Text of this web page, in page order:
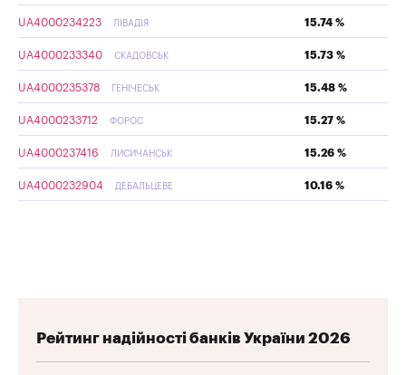
UA4000234223 ЛІВАДІЯ 15.74 %
UA4000233340 СКАДОВСЬК 15.73 %
UA4000235378 ГЕНІЧЕСЬК 15.48 %
UA4000233712 ФОРОС 15.27 %
UA4000237416 ЛИСИЧАНСЬК 15.26 %
UA4000232904 ДЕБАЛЬЦЕВЕ 10.16 %
Рейтинг надійності банків України 2026